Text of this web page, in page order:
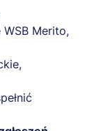
Merito,